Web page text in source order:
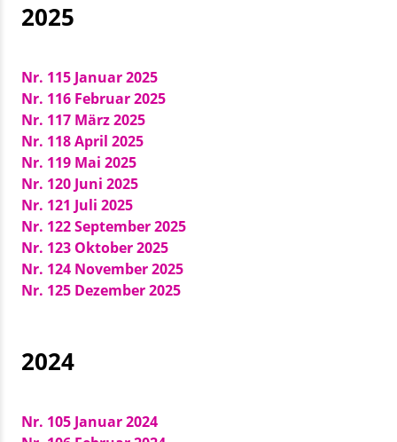
2025
Nr. 115 Januar 2025
Nr. 116 Februar 2025
Nr. 117 März 2025
Nr. 118 April 2025
Nr. 119 Mai 2025
Nr. 120 Juni 2025
Nr. 121 Juli 2025
Nr. 122 September 2025
Nr. 123 Oktober 2025
Nr. 124 November 2025
Nr. 125 Dezember 2025
2024
Nr. 105 Januar 2024